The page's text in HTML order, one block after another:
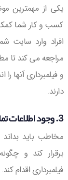
یکی از مهمترین
کسب و کار شما
افراد وارد
مراجعه می کند تا
و فیلمبرداری آنها
دارند.
3. وجود اطلاعات تماس
مخاطب باید بداند
برقرار کند و
فیلمبرداری اقدام